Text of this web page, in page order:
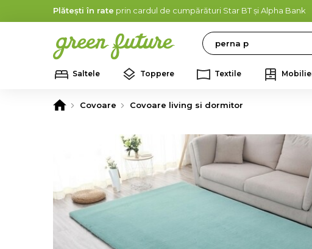
Plătești în rate prin cardul de cumpărături Star BT și Alpha Bank
Search
Saltele Toppere Textile
Covoare Covoare living si dormitor